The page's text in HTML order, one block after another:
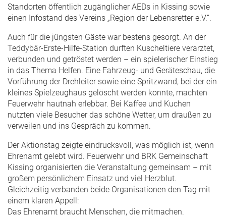
Standorten öffentlich zugänglicher AEDs in Kissing sowie
einen Infostand des Vereins „Region der Lebensretter e.V.“.
Auch für die jüngsten Gäste war bestens gesorgt. An der
Teddybär‑Erste‑Hilfe‑Station durften Kuscheltiere verarztet,
verbunden und getröstet werden – ein spielerischer Einstieg
in das Thema Helfen. Eine Fahrzeug‑ und Geräteschau, die
Vorführung der Drehleiter sowie eine Spritzwand, bei der ein
kleines Spielzeughaus gelöscht werden konnte, machten
Feuerwehr hautnah erlebbar. Bei Kaffee und Kuchen
nutzten viele Besucher das schöne Wetter, um draußen zu
verweilen und ins Gespräch zu kommen.
Der Aktionstag zeigte eindrucksvoll, was möglich ist, wenn
Ehrenamt gelebt wird. Feuerwehr und BRK Gemeinschaft
Kissing organisierten die Veranstaltung gemeinsam – mit
großem persönlichem Einsatz und viel Herzblut.
Gleichzeitig verbanden beide Organisationen den Tag mit
einem klaren Appell:
Das Ehrenamt braucht Menschen, die mitmachen.